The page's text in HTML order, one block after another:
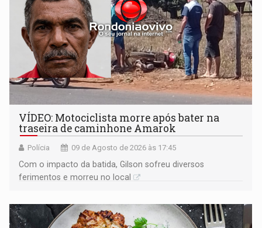
VÍDEO: Motociclista morre após bater na
traseira de caminhone Amarok
Polícia 09 de Agosto de 2026 às 17:45
​Com o impacto da batida, Gilson sofreu diversos
ferimentos e morreu no local